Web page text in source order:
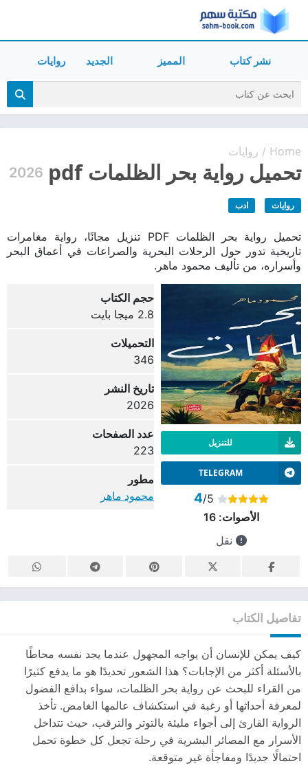
نشر كتاب المميز الجديد روايات
Home
/ روايات
تحميل رواية بحر الظلمات pdf 2026
روايات ادب
تحميل رواية بحر الظلمات PDF تنزيل مجانًا، رواية مغامرات
تاريخية تدور حول الرحلات البحرية والصراعات في أعماق البحر
وأسراره، من تأليف محمود ماهر.
للتنزيل
TELEGRAM
4/5
الأصوات:16
نقل
حجم الكتاب
2.8 ميجا بايت
التحميلات
346
تاريخ النشر
2026
عدد الصفحات
223
مطور
محمود ماهر
تفاصيل الكتاب
كيف يمكن للإنسان أن يواجه المجهول عندما يجد نفسه محاطًا
بالأسئلة أكثر من الإجابات؟ هذا الشعور تحديدًا هو ما يدفع كثيرًا
من القراء للبحث عن رواية بحر الظلمات، سواء بدافع الفضول
لمعرفة أحداثها أو رغبة في استكشاف عالمها الغامض. تأخذ
الرواية القارئ إلى أجواء مليئة بالتوتر والترقب، حيث تتداخل
الأسرار مع المصائر البشرية في رحلة تجعل كل خطوة تحمل
احتمالًا جديدًا ومفاجأة غير متوقعة.